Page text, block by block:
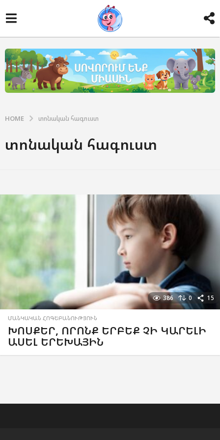
HOME տոնական հագուստ
տոնական հագուստ
386 0 15
ՄԱՆԿԱԿԱՆ ՀՈԳԵԲԱՆՈՒԹՅՈՒՆ
ԽՈՍՔԵՐ, ՈՐՈՆՔ ԵՐԲԵՔ ՉԻ ԿԱՐԵԼԻ
ԱՍԵԼ ԵՐԵԽԱՅԻՆ